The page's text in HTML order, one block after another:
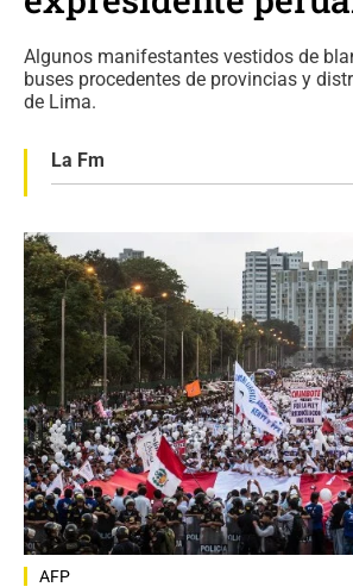
Algunos manifestantes vestidos de
buses procedentes de provincias y
de Lima.
La Fm
AFP